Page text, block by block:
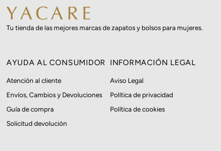
Tu tienda de las mejores marcas de zapatos y bolsos para mujeres.
AYUDA AL CONSUMIDOR
Atención al cliente
Envíos, Cambios y Devoluciones
Guía de compra
Solicitud devolución
INFORMACIÓN LEGAL
Aviso Legal
Política de privacidad
Política de cookies